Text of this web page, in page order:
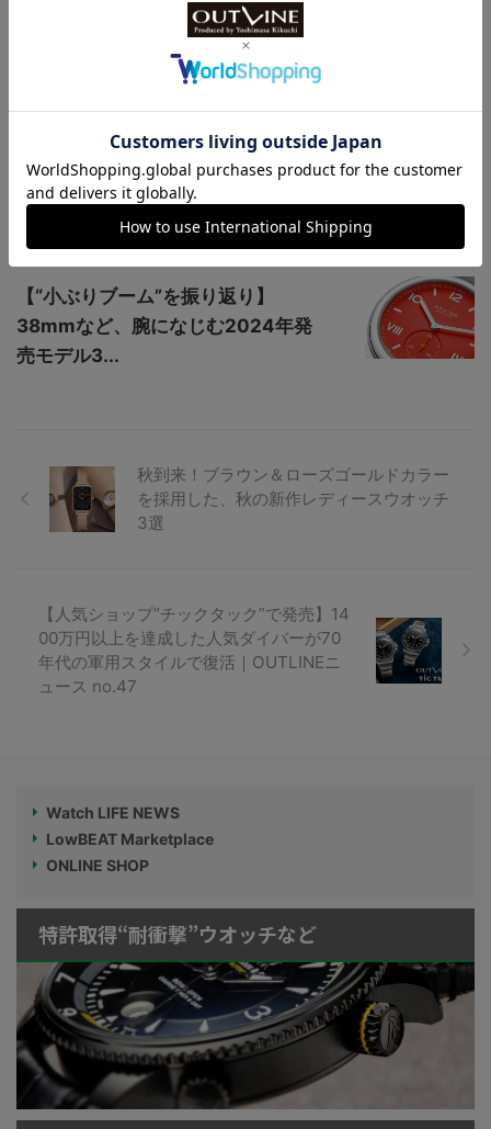
を実現⁉】IWCが1980...
普段使いトゥールビヨンが増えるな
か、いまもメモリジンが支持される
300m防水【タグ・ホイヤー最新ダ
イバーズウオッチ】冒険愛好家をイ
メージした...
【“小ぶりブーム”を振り返り】
38mmなど、腕になじむ2024年発
売モデル3...
秋到来！ブラウン＆ローズゴールドカラー
を採用した、秋の新作レディースウオッチ
3選
【人気ショップ“チックタック”で発売】14
00万円以上を達成した人気ダイバーが70
年代の軍用スタイルで復活｜OUTLINEニ
ュース no.47
Watch LIFE NEWS
LowBEAT Marketplace
ONLINE SHOP
特許取得“耐衝撃”ウオッチなど